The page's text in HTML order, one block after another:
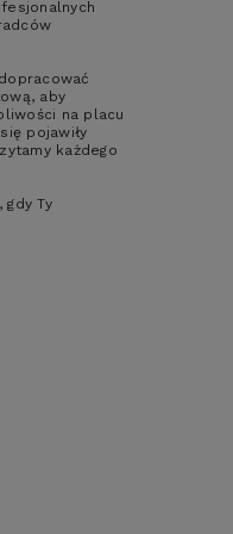
aby
na placu
pojawiły
każdego
Ty
z planem
lub
A